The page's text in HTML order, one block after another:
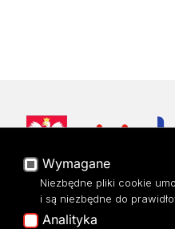
Ikony mediów
Wymagane
Niezbędne pliki cookie
i są niezbędne do
Analityka